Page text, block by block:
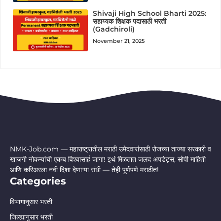
Shivaji High School Bharti 2025:
सहाय्यक शिक्षक पदासाठी भरती
(Gadchiroli)
November 21, 2025
NMK-Job.com — महाराष्ट्रातील मराठी उमेदवारांसाठी रोजच्या ताज्या सरकारी व
खाजगी नोकऱ्यांची एकच विश्वासार्ह जागा! इथं मिळतात जलद अपडेट्स, सोपी माहिती
आणि करिअरला नवी दिशा देणाऱ्या संधी — तेही पूर्णपणे मराठीत!
Categories
विभागानुसार भरती
जिल्ह्यानुसार भरती